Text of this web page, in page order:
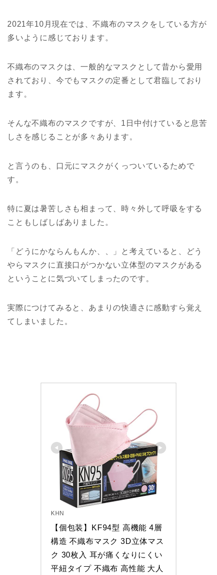
2021年10月現在では、不織布のマスクをしている方が
多いように感じております。
不織布のマスクは、一般的なマスクとして昔から愛用
されており、今でもマスクの定番として君臨しており
ます。
そんな不織布のマスクですが、1日中付けていると息苦
しさを感じることが多々あります。
と言うのも、口元にマスクがくっついているためで
す。
特に夏は暑苦しさも相まって、時々外して呼吸をする
こともしばしばありました。
「どうにかならんもんか、、」と考えていると、どう
やらマスクに直接口がつかない立体型のマスクがある
ということに気づいてしまったのです。
実際につけてみると、あまりの快適さに感動すら覚え
てしまいました。
KHN
【個包装】KF94型 高機能 4層
構造 不織布マスク 3D立体マス
ク 30枚入 耳が痛くなりにくい
平紐タイプ 不織布 高性能 大人